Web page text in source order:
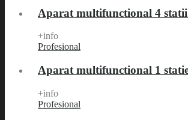
Aparat multifunctional 4
+info
Profesional
Aparat multifunctional 1
+info
Profesional